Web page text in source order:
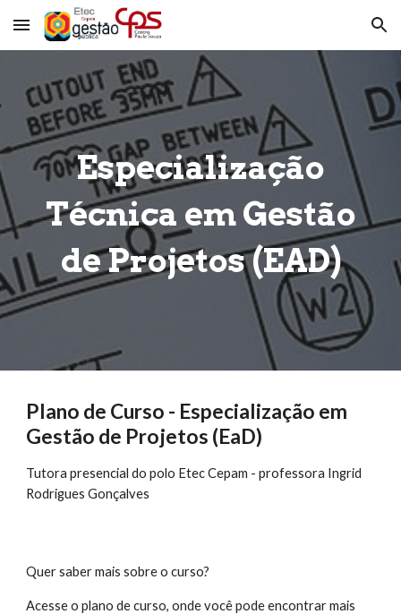
Skip to main content Skip to navigation
Especialização
Técnica em Gestão
de Projetos (EAD)
Plano de Curso - Especialização em
Gestão de Projetos (EaD)
Tutora presencial do polo Etec Cepam - professora Ingrid
Rodrigues Gonçalves
Quer saber mais sobre o curso?
Acesse o plano de curso, onde você pode encontrar mais